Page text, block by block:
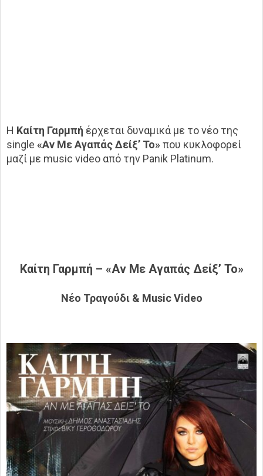
Η Καίτη Γαρμπή έρχεται δυναμικά με το νέο της
single «Αν Με Αγαπάς Δείξ’ Το»που κυκλοφορεί
μαζί με music video από την Panik Platinum.
Καίτη Γαρμπή – «Αν Με Αγαπάς Δείξ’ Το»
Νέο Τραγούδι & Music Video